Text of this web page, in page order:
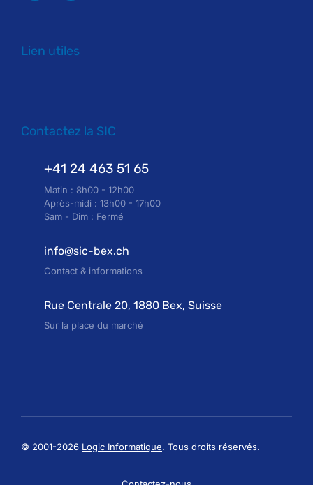
Lien utiles
Contactez la SIC
+41 24 463 51 65
Matin : 8h00 - 12h00
Après-midi : 13h00 - 17h00
Sam - Dim : Fermé
info@sic-bex.ch
Contact & informations
Rue Centrale 20, 1880 Bex, Suisse
Sur la place du marché
© 2001-2026 Logic Informatique. Tous droits réservés.